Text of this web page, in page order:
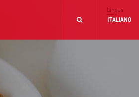
Lingua
ITALIANO